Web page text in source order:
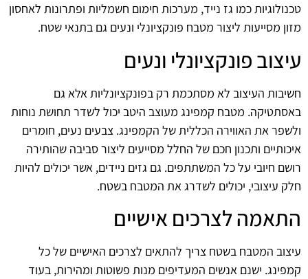
טכנולוגיות כמו גז נייד, מערכות חימום חשמליות ופתרונות לאחסון
מזון מסייעות ליצור מטבח פונקציונלי ונעים גם בתנאי שטח.
עיצוב פונקציונלי ונעים
חשיבות העיצוב לא מסתכמת רק בפונקציונליות אלא גם
באסתטיקה. מטבח קמפינג מעוצב היטב יכול לשדר תחושת נוחות
ולשפר את האווירה הכללית של הקמפינג. צבעים נעים, חומרים
איכותיים ותכנון חכם של החלל מסייעים ליצור סביבה שהותירה
רושם חיובי על כל המשתתפים. גם גזים ניידים, אשר יכולים להיות
חלק עיצובי, יכולים לשדרג את המטבח בשטח.
התאמה לצרכים אישיים
עיצוב המטבח בשטח צריך להתאים לצרכים האישיים של כל
קמפינג. ישנם אנשים המעדיפים מנות פשוטות ומהירות, בעוד